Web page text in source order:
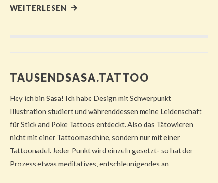
WEITERLESEN
TAUSENDSASA.TATTOO
Hey ich bin Sasa! Ich habe Design mit Schwerpunkt
Illustration studiert und währenddessen meine Leidenschaft
für Stick and Poke Tattoos entdeckt. Also das Tätowieren
nicht mit einer Tattoomaschine, sondern nur mit einer
Tattoonadel. Jeder Punkt wird einzeln gesetzt- so hat der
Prozess etwas meditatives, entschleunigendes an …